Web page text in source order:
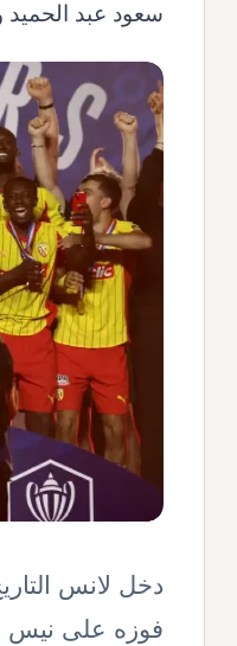
سعود عبد الحميد
دخل لانس
فوزه على نيس بنتيجة 3-1، في النهائي الذي احتضنه